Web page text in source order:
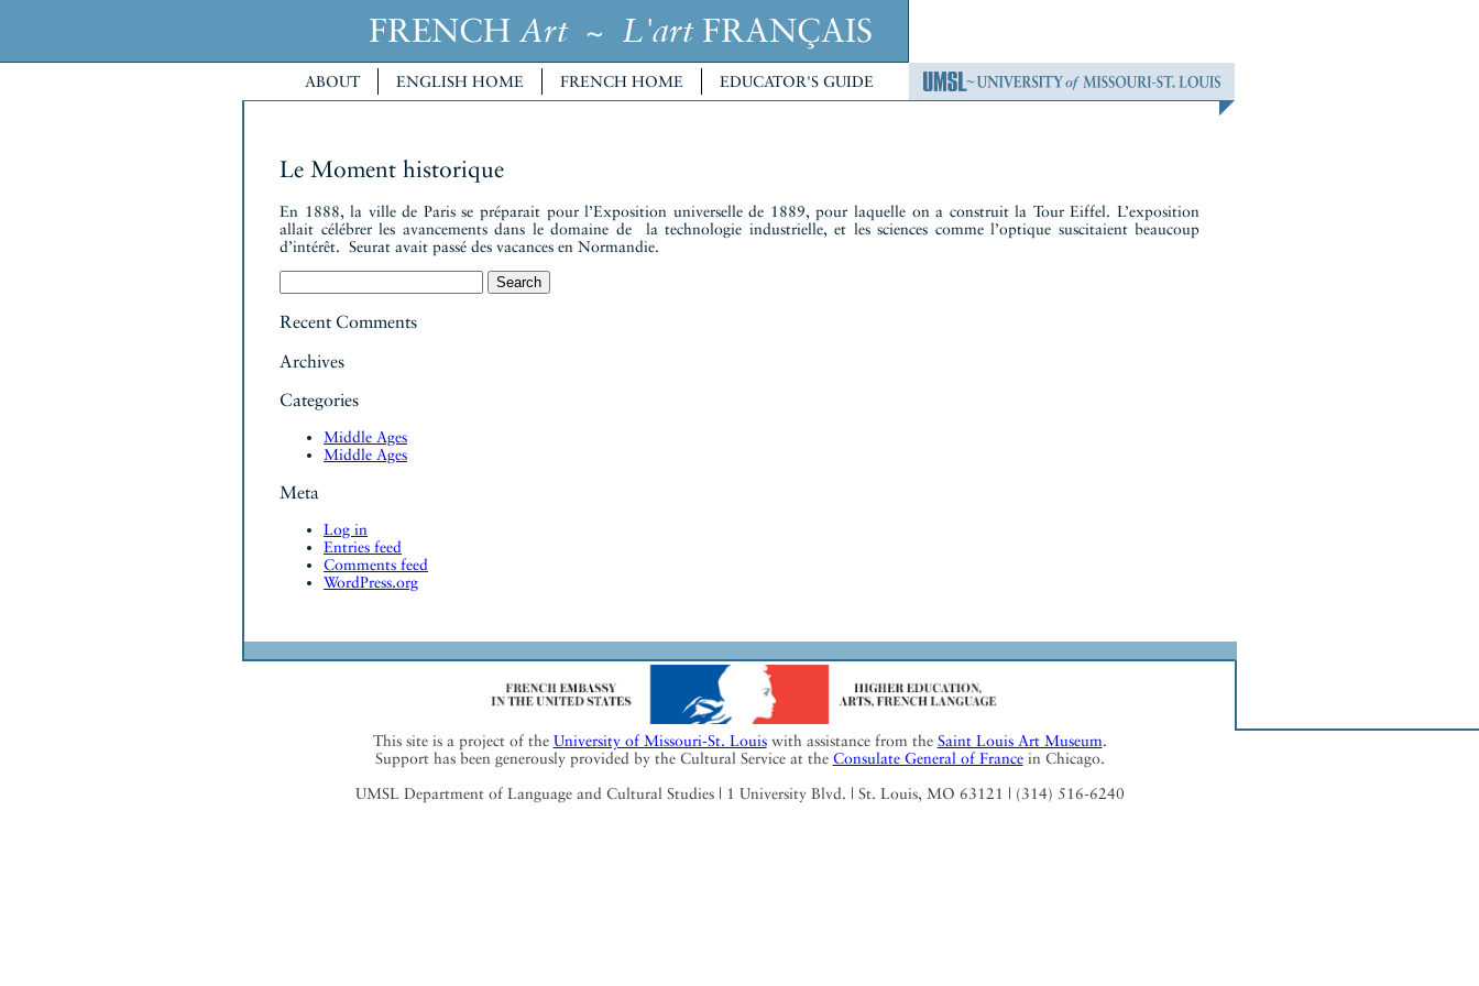
FRENCH Art~ L'artFRANÇAIS
ABOUT ENGLISH HOME FRENCH HOME EDUCATOR'S GUIDE
Le Moment historique
En 1888, la ville de Paris se préparait pour l’Exposition universelle de 1889, pour laquelle on a construit la Tour Eiffel. L’exposition
allait célébrer les avancements dans le domaine de la technologie industrielle, et les sciences comme l’optique suscitaient beaucoup
d’intérêt. Seurat avait passé des vacances en Normandie.
for:
Recent Comments
Archives
Categories
Middle Ages
Middle Ages
Meta
Log in
Entries feed
Comments feed
WordPress.org
This site is a project of the University of Missouri-St. Louiswith assistance from the Saint Louis Art Museum.
Support has been generously provided by the Cultural Service at the Consulate General of Francein Chicago.
UMSL Department of Language and Cultural Studies | 1 University Blvd. | St. Louis, MO 63121 | (314) 516-6240